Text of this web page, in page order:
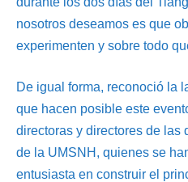
nosotros deseamos es que
experimenten y sobre todo
De igual forma, reconoció la
que hacen posible este
directoras y directores de las
de la UMSNH, quienes se
entusiasta en construir el